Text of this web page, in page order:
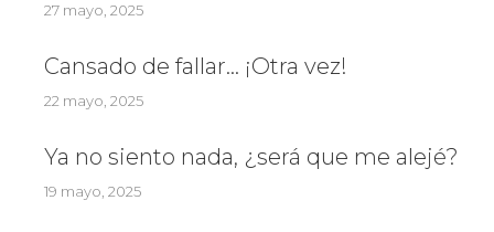
27 mayo, 2025
Cansado de fallar… ¡Otra vez!
22 mayo, 2025
Ya no siento nada, ¿será que me alejé?
19 mayo, 2025